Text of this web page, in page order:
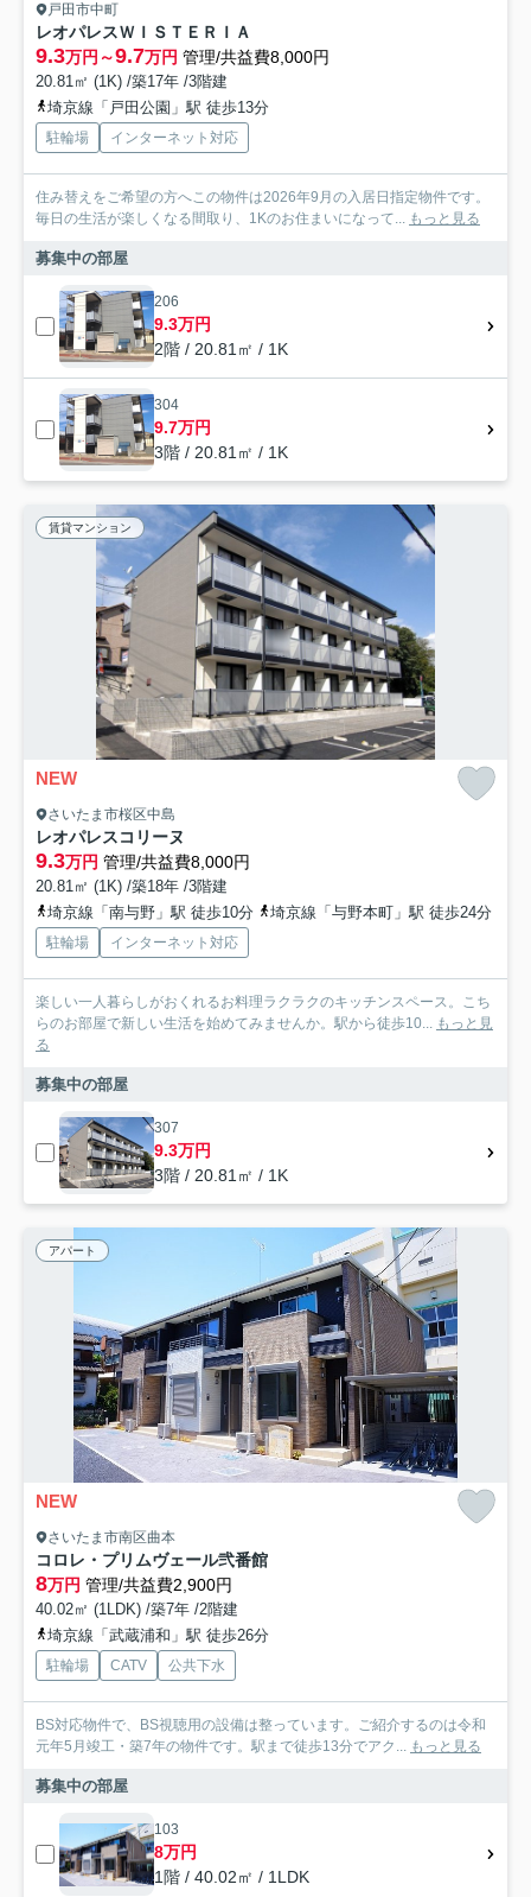
戸田市中町
レオパレスＷＩＳＴＥＲＩＡ
9.3万円～9.7万円 管理/共益費8,000円
20.81㎡ (1K) /築17年 /3階建
埼京線「戸田公園」駅 徒歩13分
駐輪場 インターネット対応
住み替えをご希望の方へこの物件は2026年9月の入居日指定物件です。
毎日の生活が楽しくなる間取り、1Kのお住まいになって... もっと見る
募集中の部屋
206
9.3万円
2階 / 20.81㎡ / 1K
304
9.7万円
3階 / 20.81㎡ / 1K
賃貸マンション
NEW
さいたま市桜区中島
レオパレスコリーヌ
9.3万円 管理/共益費8,000円
20.81㎡ (1K) /築18年 /3階建
埼京線「南与野」駅 徒歩10分
埼京線「与野本町」駅 徒歩24分
駐輪場 インターネット対応
楽しい一人暮らしがおくれるお料理ラクラクのキッチンスペース。こち
らのお部屋で新しい生活を始めてみませんか。駅から徒歩10... もっと見
る
募集中の部屋
307
9.3万円
3階 / 20.81㎡ / 1K
アパート
NEW
さいたま市南区曲本
コロレ・プリムヴェール弐番館
8万円 管理/共益費2,900円
40.02㎡ (1LDK) /築7年 /2階建
埼京線「武蔵浦和」駅 徒歩26分
駐輪場 CATV 公共下水
BS対応物件で、BS視聴用の設備は整っています。ご紹介するのは令和
元年5月竣工・築7年の物件です。駅まで徒歩13分でアク... もっと見る
募集中の部屋
103
8万円
1階 / 40.02㎡ / 1LDK